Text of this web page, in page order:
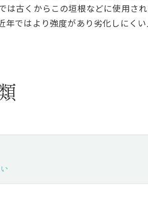
は古くからこの垣根などに使用さ
年ではより強度があり劣化しにく